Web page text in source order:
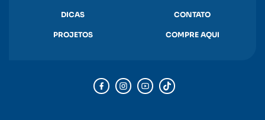
DICAS
PROJETOS
CONTATO
COMPRE AQUI